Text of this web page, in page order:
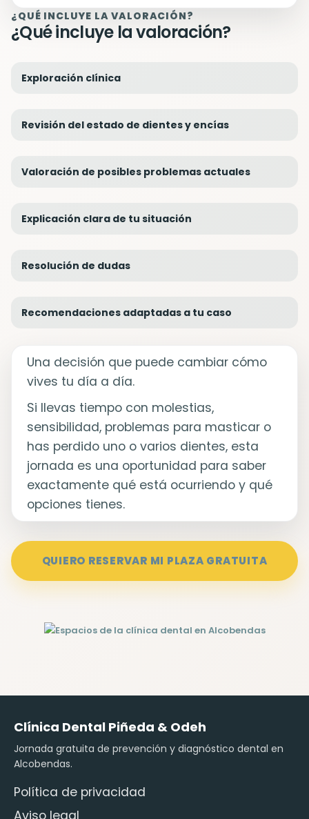
¿QUÉ INCLUYE LA VALORACIÓN?
¿Qué incluye la valoración?
Exploración clínica
Revisión del estado de dientes y encías
Valoración de posibles problemas actuales
Explicación clara de tu situación
Resolución de dudas
Recomendaciones adaptadas a tu caso
Una decisión que puede cambiar cómo
vives tu día a día.
Si llevas tiempo con molestias,
sensibilidad, problemas para masticar o
has perdido uno o varios dientes, esta
jornada es una oportunidad para saber
exactamente qué está ocurriendo y qué
opciones tienes.
QUIERO RESERVAR MI PLAZA GRATUITA
Clínica Dental Piñeda & Odeh
Jornada gratuita de prevención y diagnóstico dental en
Alcobendas.
Política de privacidad
Aviso legal